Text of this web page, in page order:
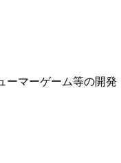
ーマーゲーム等の開発